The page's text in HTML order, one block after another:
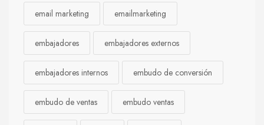
email marketing emailmarketing
embajadores embajadores externos
embajadores internos embudo de conversión
embudo de ventas embudo ventas